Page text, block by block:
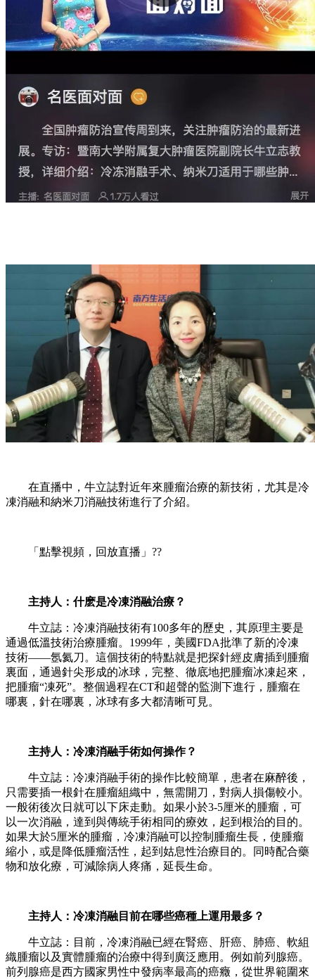
在直播中，牛立誌對近年來腫瘤治療的新技術，尤其是冷
凍消融和納米刀消融技術進行了介紹。
「點擊視頻，回放直播」??
主持人：什麽是冷凍消融治療？
牛立誌：冷凍消融技術有100多年的歷史，其原理主要是
通過低溫技術治療腫瘤。1999年，美國FDA批準了新的冷凍
技術——氬氦刀。這個技術的特點就是把探針經皮膚插到腫瘤
裏面，通過針尖形成的冰球，完整、徹底地把腫瘤冰凍起來，
把腫瘤“凍死”。整個過程在CT和超聲的監測下進行，腫瘤在
哪裏，針在哪裏，冰球有多大都清晰可見。
主持人：冷凍消融手術如何操作？
牛立誌：冷凍消融手術的操作比較簡單，患者在麻醉後，
只需要插一根針在腫瘤組織中，無需開刀，對病人損傷較小。
一般術後次日就可以下床走動。如果小於3-5厘米的腫瘤，可
以一次消融，達到與傳統手術相同的療效，起到根治的目的。
如果大於5厘米的腫瘤，冷凍消融可以控制腫瘤生長，使腫瘤
縮小，或是降低腫瘤活性，起到姑息性治療目的。同時配合藥
物和放化療，可減除病人疼痛，延長生命。
主持人：冷凍消融目前在哪些癌種上運用最多？
牛立誌：目前，冷凍消融已經在腎癌、肝癌、肺癌、軟組
織腫瘤以及實體腫瘤的治療中得到廣泛應用。例如前列腺癌。
前列腺癌是西方國家男性中發病率最高的癌癥，從世界範圍來